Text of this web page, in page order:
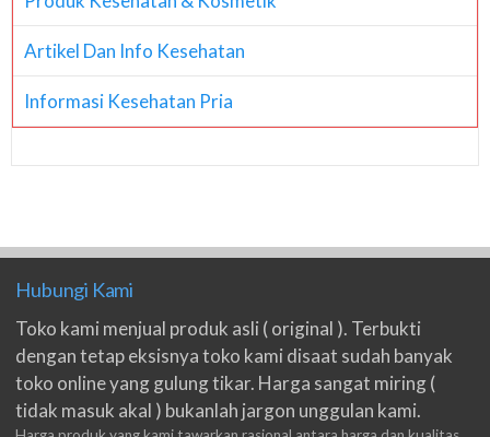
Artikel Dan Info Kesehatan
Informasi Kesehatan Pria
Hubungi Kami
Toko kami menjual produk asli ( original ). Terbukti
dengan tetap eksisnya toko kami disaat sudah banyak
toko online yang gulung tikar. Harga sangat miring (
tidak masuk akal ) bukanlah jargon unggulan kami.